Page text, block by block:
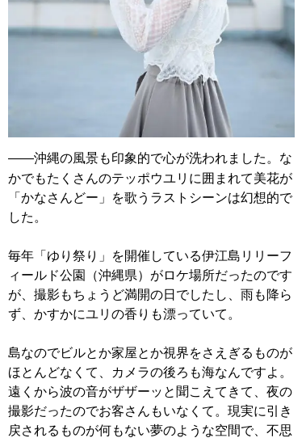
――沖縄の風景も印象的で心が洗われました。な
かでもたくさんのテッポウユリに囲まれて美花が
「かなさんどー」を歌うラストシーンは幻想的で
した。
毎年「ゆり祭り」を開催している伊江島リリーフ
ィールド公園（沖縄県）がロケ場所だったのです
が、撮影もちょうど満開の日でしたし、雨も降ら
ず、かすかにユリの香りも漂っていて。
島なのでビルとか家屋とか視界をさえぎるものが
ほとんどなくて、カメラの後ろも海なんですよ。
遠くから波の音がザザーッと聞こえてきて、夜の
撮影だったのでお客さんもいなくて。現実に引き
戻されるものが何もない夢のような空間で、不思